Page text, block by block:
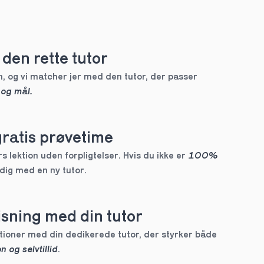
rette tutor
og vi matcher jer med den tutor, der passer
mål.
prøvetime
lektion uden forpligtelser. Hvis du ikke er 100%
med en ny tutor.
med din tutor
og selvtillid.